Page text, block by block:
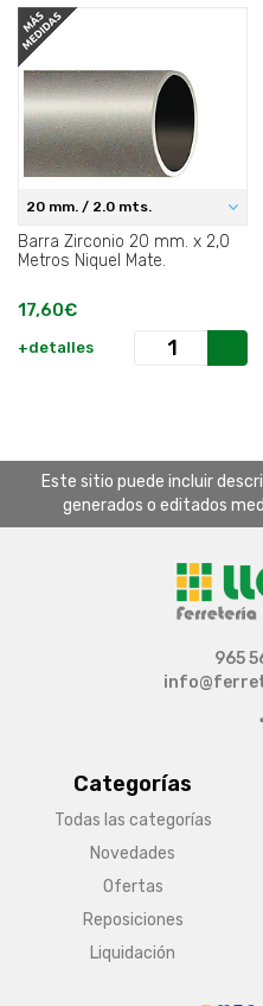
20 mm. / 2.0 mts.
Barra Zirconio 20 mm. x 2,0
Metros Niquel Mate.
17,60€
+detalles
Este sitio puede incluir
generados o editados
Categorías
Todas las categorías
Novedades
Ofertas
Reposiciones
Liquidación
965